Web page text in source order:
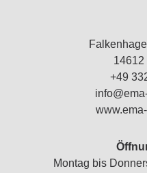
14612
+49
Montag bis